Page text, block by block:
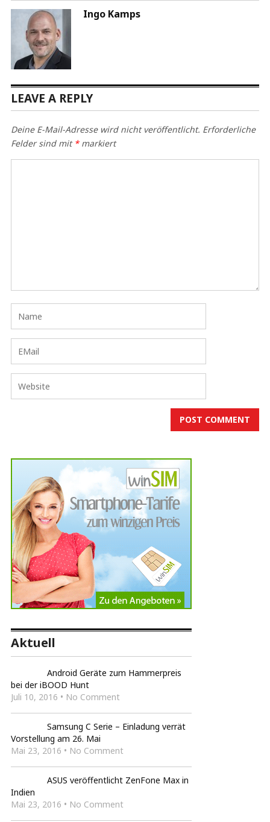
Ingo Kamps
LEAVE A REPLY
Deine E-Mail-Adresse wird nicht veröffentlicht. Erforderliche
Felder sind mit *markiert
Aktuell
Android Geräte zum Hammerpreis
bei der iBOOD Hunt
Juli 10, 2016 • No Comment
Samsung C Serie – Einladung verrät
Vorstellung am 26. Mai
Mai 23, 2016 • No Comment
ASUS veröffentlicht ZenFone Max in
Indien
Mai 23, 2016 • No Comment